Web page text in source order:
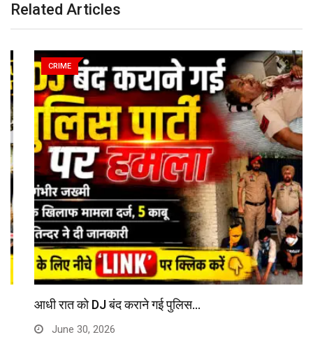
Related Articles
CRIME
आधी रात को DJ बंद कराने गई पुलिस…
June 30, 2026